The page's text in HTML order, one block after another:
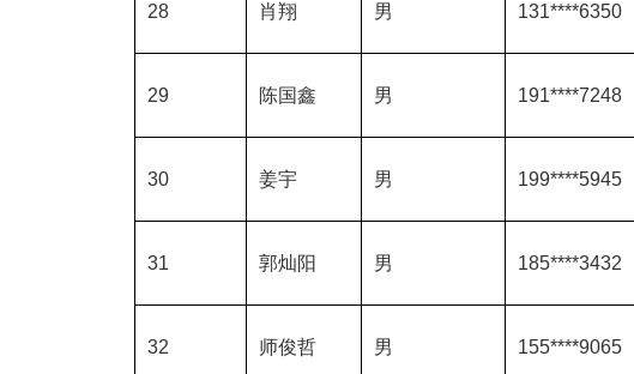
28 肖翔 男 131****6350
29 陈国鑫 男 191****7248
30 姜宇 男 199****5945
31 郭灿阳 男 185****3432
32 师俊哲 男 155****9065